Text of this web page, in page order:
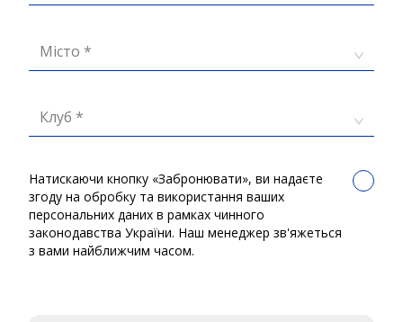
Місто *
Клуб *
Натискаючи кнопку «Забронювати», ви надаєте
згоду на обробку та використання ваших
персональних даних в рамках чинного
законодавства України. Наш менеджер зв'яжеться
з вами найближчим часом.